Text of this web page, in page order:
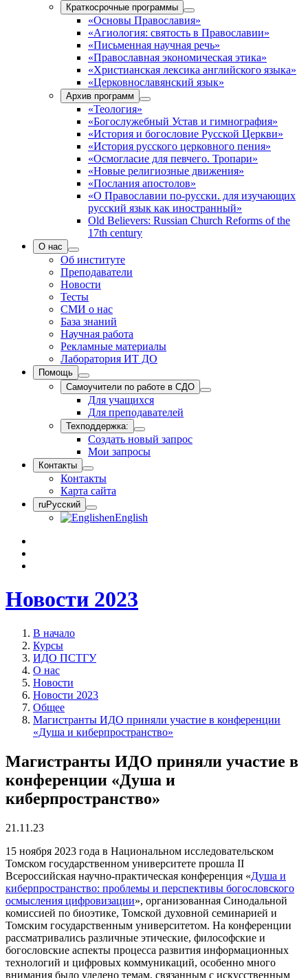
Краткосрочные программы
«Основы Православия»
«Агиология: святость в Православии»
«Письменная научная речь»
«Православная экономическая этика»
«Христианская лексика английского языка»
«Церковнославянский язык»
Архив программ
«Теология»
«Богослужебный Устав и гимнография»
«История и богословие Русской Церкви»
«История русского церковного пения»
«Осмогласие для певчего. Тропари»
«Новые религиозные движения»
«Послания апостолов»
«О Православии по-русски. для изучающих
русский язык как иностранный»
Old Believers: Russian Church Reforms of the
17th century
О нас
Об институте
Преподаватели
Новости
Тесты
СМИ о нас
База знаний
Научная работа
Рекламные материалы
Лаборатория ИТ ДО
Помощь
Самоучители по работе в СДО
Для учащихся
Для преподавателей
Техподдержка:
Создать новый запрос
Мои запросы
Контакты
Контакты
Карта сайта
ruРусский
enEnglish
Новости 2023
В начало
Курсы
ИДО ПСТГУ
О нас
Новости
Новости 2023
Общее
Магистранты ИДО приняли участие в конференции
«Душа и киберпространство»
Магистранты ИДО приняли участие в
конференции «Душа и
киберпространство»
21.11.23
15 ноября 2023 года в Национальном исследовательском
Томском государственном университете прошла II
Всероссийская научно-практическая конференция «Душа и
киберпространство: проблемы и перспективы богословского
осмысления цифровизации», организованная Синодальной
комиссией по биоэтике, Томской духовной семинарией и
Томским государственным университетом. На конференции
рассматривались различные этические, философские и
богословские аспекты процесса развития информационных
технологий и цифровых коммуникаций, особенно много
внимания было уделено темам, связанным с искусственным